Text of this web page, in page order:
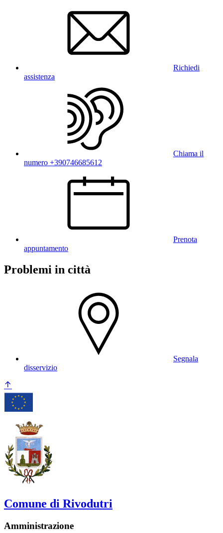
Richiedi
assistenza
Chiama il
numero +390746685612
Prenota
appuntamento
Problemi in città
Segnala
disservizio
Comune di Rivodutri
Amministrazione